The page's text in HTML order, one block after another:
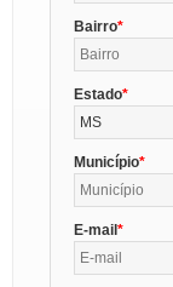
Bairro
Estado
MS
Município
E-mail